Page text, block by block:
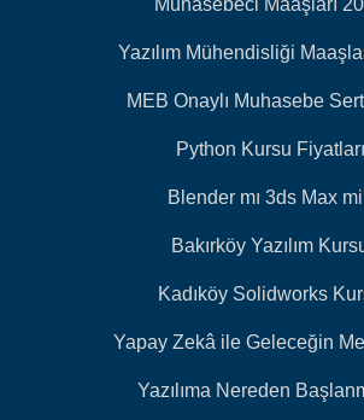
Muhasebeci Maaşları
Yazılım Mühendisliği
MEB Onaylı Muhasebe
Python Kursu Fiyatları
Blender mı 3ds Max
Bakırköy Yazılım
Kadıköy Solidworks
Yapay Zekâ ile Geleceğin
Yazılıma Nereden